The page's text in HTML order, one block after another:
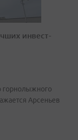
инвест-
горнолыжного
Арсеньев